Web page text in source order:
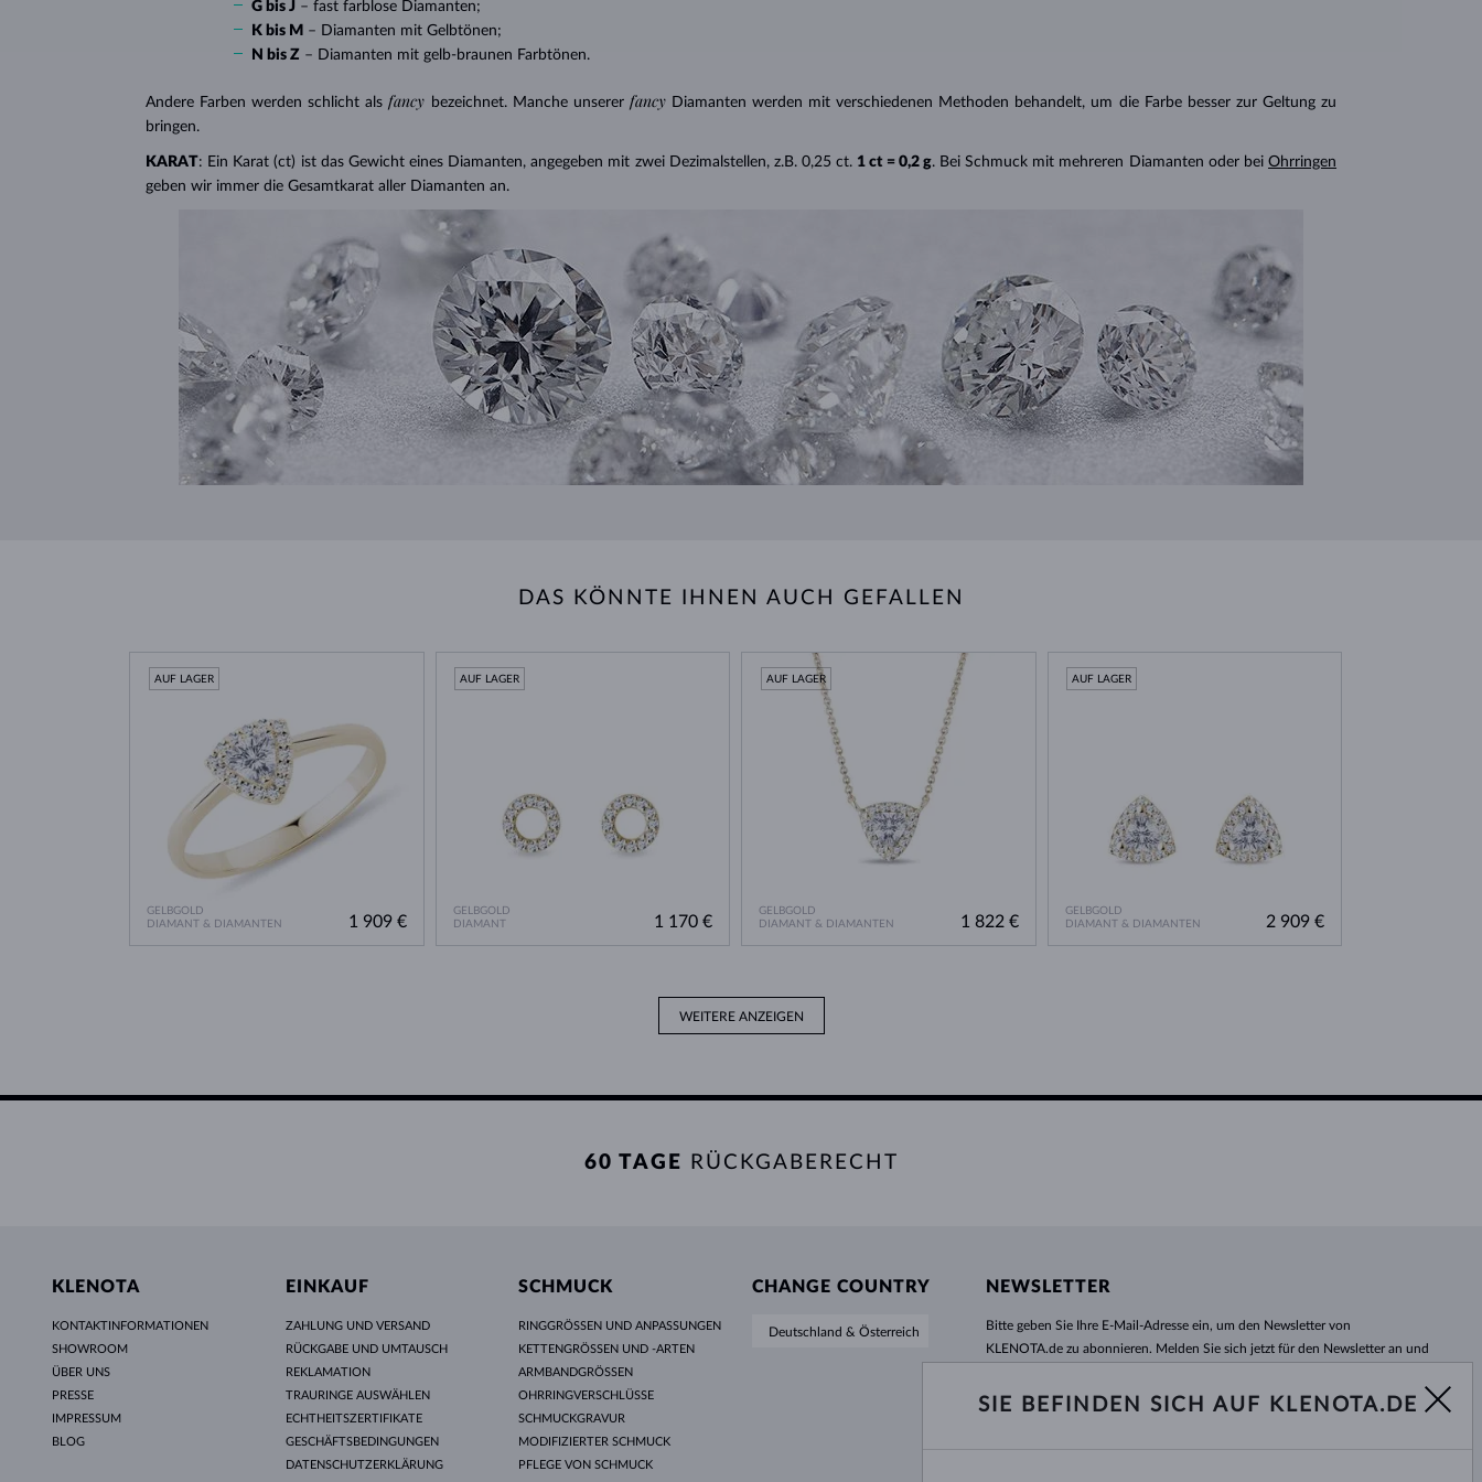
G bis J – fast farblose Diamanten;
K bis M – Diamanten mit Gelbtönen;
N bis Z – Diamanten mit gelb-braunen Farbtönen.
Andere Farben werden schlicht als fancy bezeichnet. Manche unserer fancy Diamanten werden mit verschiedenen Methoden behandelt, um die Farbe besser zur Geltung zu
bringen.
KARAT: Ein Karat (ct) ist das Gewicht eines Diamanten, angegeben mit zwei Dezimalstellen, z.B. 0,25 ct. 1 ct = 0,2 g. Bei Schmuck mit mehreren Diamanten oder bei Ohrringen
geben wir immer die Gesamtkarat aller Diamanten an.
DAS KÖNNTE IHNEN AUCH GEFALLEN
GELBGOLD
DIAMANT & DIAMANTEN
AUF LAGER
1 909 €
GELBGOLD
DIAMANT
AUF LAGER
1 170 €
GELBGOLD
DIAMANT & DIAMANTEN
AUF LAGER
1 822 €
GELBGOLD
DIAMANT & DIAMANTEN
AUF LAGER
2 909 €
WEITERE ANZEIGEN
60 TAGE RÜCKGABERECHT
KLENOTA
KONTAKTINFORMATIONEN
SHOWROOM
ÜBER UNS
PRESSE
IMPRESSUM
BLOG
EINKAUF
ZAHLUNG UND VERSAND
RÜCKGABE UND UMTAUSCH
REKLAMATION
TRAURINGE AUSWÄHLEN
ECHTHEITSZERTIFIKATE
GESCHÄFTSBEDINGUNGEN
DATENSCHUTZERKLÄRUNG
SCHMUCK
RINGGRÖSSEN UND ANPASSUNGEN
KETTENGRÖSSEN UND -ARTEN
ARMBANDGRÖSSEN
OHRRINGVERSCHLÜSSE
SCHMUCKGRAVUR
MODIFIZIERTER SCHMUCK
PFLEGE VON SCHMUCK
CHANGE COUNTRY
Deutschland & Österreich
NEWSLETTER
Bitte geben Sie Ihre E-Mail-Adresse ein, um den Newsletter von
KLENOTA.de zu abonnieren. Melden Sie sich jetzt für den Newsletter an und
kein Sonderangebot mehr!
SIE BEFINDEN SICH AUF KLENOTA.DE